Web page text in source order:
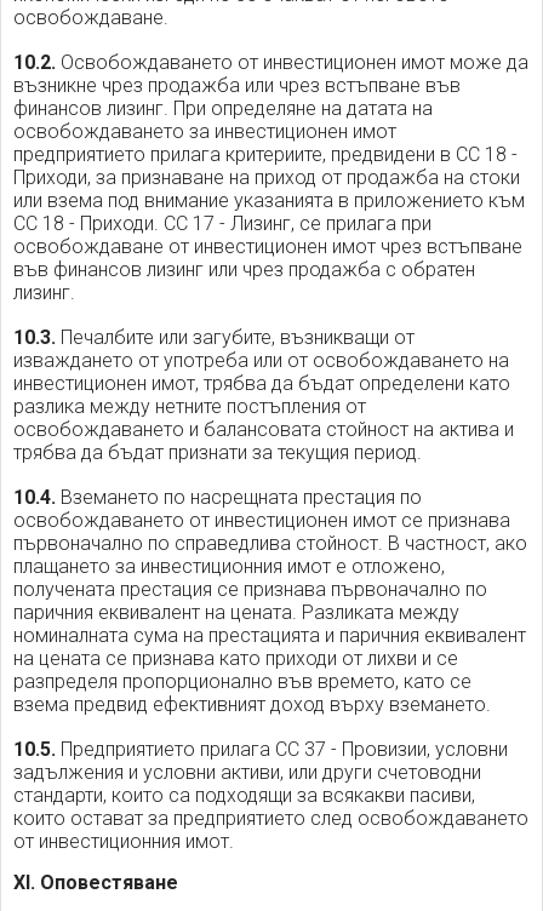
освобождаване.
10.2. Освобождаването от инвестиционен имот може да
възникне чрез продажба или чрез встъпване във
финансов лизинг. При определяне на датата на
освобождаването за инвестиционен имот
предприятието прилага критериите, предвидени в СС 18 -
Приходи, за признаване на приход от продажба на стоки
или взема под внимание указанията в приложението към
СС 18 - Приходи. СС 17 - Лизинг, се прилага при
освобождаване от инвестиционен имот чрез встъпване
във финансов лизинг или чрез продажба с обратен
лизинг.
10.3. Печалбите или загубите, възникващи от
изваждането от употреба или от освобождаването на
инвестиционен имот, трябва да бъдат определени като
разлика между нетните постъпления от
освобождаването и балансовата стойност на актива и
трябва да бъдат признати за текущия период.
10.4. Вземането по насрещната престация по
освобождаването от инвестиционен имот се признава
първоначално по справедлива стойност. В частност, ако
плащането за инвестиционния имот е отложено,
получената престация се признава първоначално по
паричния еквивалент на цената. Разликата между
номиналната сума на престацията и паричния еквивалент
на цената се признава като приходи от лихви и се
разпределя пропорционално във времето, като се
взема предвид ефективният доход върху вземането.
10.5. Предприятието прилага СС 37 - Провизии, условни
задължения и условни активи, или други счетоводни
стандарти, които са подходящи за всякакви пасиви,
които остават за предприятието след освобождаването
от инвестиционния имот.
XI. Оповестяване